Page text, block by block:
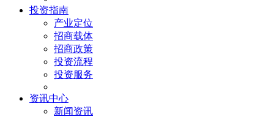
投资指南
产业定位
招商载体
招商政策
投资流程
投资服务
资讯中心
新闻资讯